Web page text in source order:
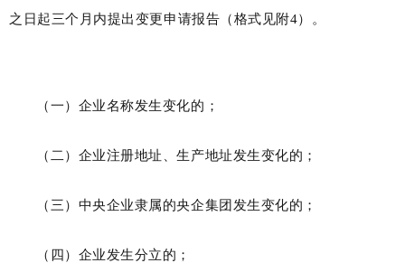
之日起三个月内提出变更申请报告（格式见附4）。
（一）企业名称发生变化的；
（二）企业注册地址、生产地址发生变化的；
（三）中央企业隶属的央企集团发生变化的；
（四）企业发生分立的；